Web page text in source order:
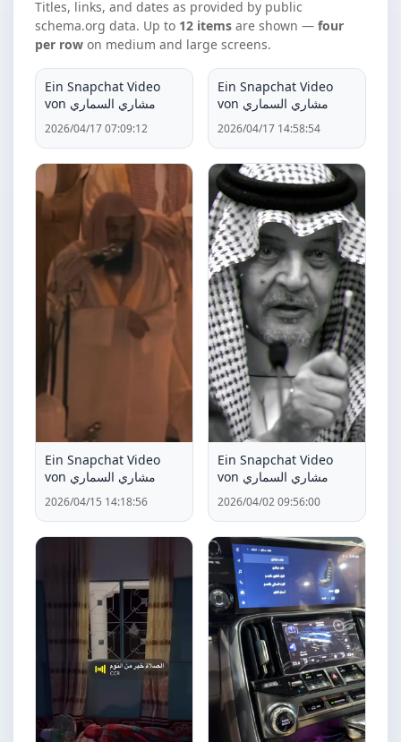
Titles, links, and dates as provided by public
schema.org data. Up to 12 items are shown — four
per row on medium and large screens.
Ein Snapchat Video
von مشاري السماري
2026/04/17 07:09:12
Ein Snapchat Video
von مشاري السماري
2026/04/17 14:58:54
Ein Snapchat Video
von مشاري السماري
2026/04/15 14:18:56
Ein Snapchat Video
von مشاري السماري
2026/04/02 09:56:00